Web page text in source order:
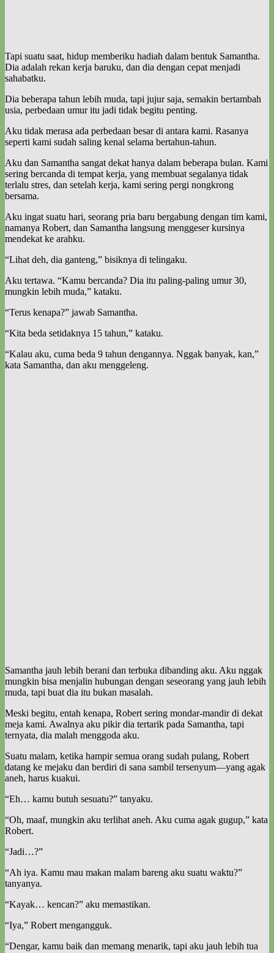
Tapi suatu saat, hidup memberiku hadiah dalam bentuk Samantha.
Dia adalah rekan kerja baruku, dan dia dengan cepat menjadi
sahabatku.
Dia beberapa tahun lebih muda, tapi jujur saja, semakin bertambah
usia, perbedaan umur itu jadi tidak begitu penting.
Aku tidak merasa ada perbedaan besar di antara kami. Rasanya
seperti kami sudah saling kenal selama bertahun-tahun.
Aku dan Samantha sangat dekat hanya dalam beberapa bulan. Kami
sering bercanda di tempat kerja, yang membuat segalanya tidak
terlalu stres, dan setelah kerja, kami sering pergi nongkrong
bersama.
Aku ingat suatu hari, seorang pria baru bergabung dengan tim kami,
namanya Robert, dan Samantha langsung menggeser kursinya
mendekat ke arahku.
“Lihat deh, dia ganteng,” bisiknya di telingaku.
Aku tertawa. “Kamu bercanda? Dia itu paling-paling umur 30,
mungkin lebih muda,” kataku.
“Terus kenapa?” jawab Samantha.
“Kita beda setidaknya 15 tahun,” kataku.
“Kalau aku, cuma beda 9 tahun dengannya. Nggak banyak, kan,”
kata Samantha, dan aku menggeleng.
Samantha jauh lebih berani dan terbuka dibanding aku. Aku nggak
mungkin bisa menjalin hubungan dengan seseorang yang jauh lebih
muda, tapi buat dia itu bukan masalah.
Meski begitu, entah kenapa, Robert sering mondar-mandir di dekat
meja kami. Awalnya aku pikir dia tertarik pada Samantha, tapi
ternyata, dia malah menggoda aku.
Suatu malam, ketika hampir semua orang sudah pulang, Robert
datang ke mejaku dan berdiri di sana sambil tersenyum—yang agak
aneh, harus kuakui.
“Eh… kamu butuh sesuatu?” tanyaku.
“Oh, maaf, mungkin aku terlihat aneh. Aku cuma agak gugup,” kata
Robert.
“Jadi…?”
“Ah iya. Kamu mau makan malam bareng aku suatu waktu?”
tanyanya.
“Kayak… kencan?” aku memastikan.
“Iya,” Robert mengangguk.
“Dengar, kamu baik dan memang menarik, tapi aku jauh lebih tua